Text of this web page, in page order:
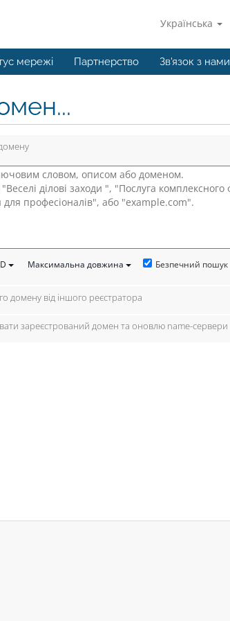
Українська
мережі Партнерство Зв'язок з нами
Максимальна довжина Безпечний пошук
домену від іншого реєстратора
зареєстрований домен та оновлю name-сервери